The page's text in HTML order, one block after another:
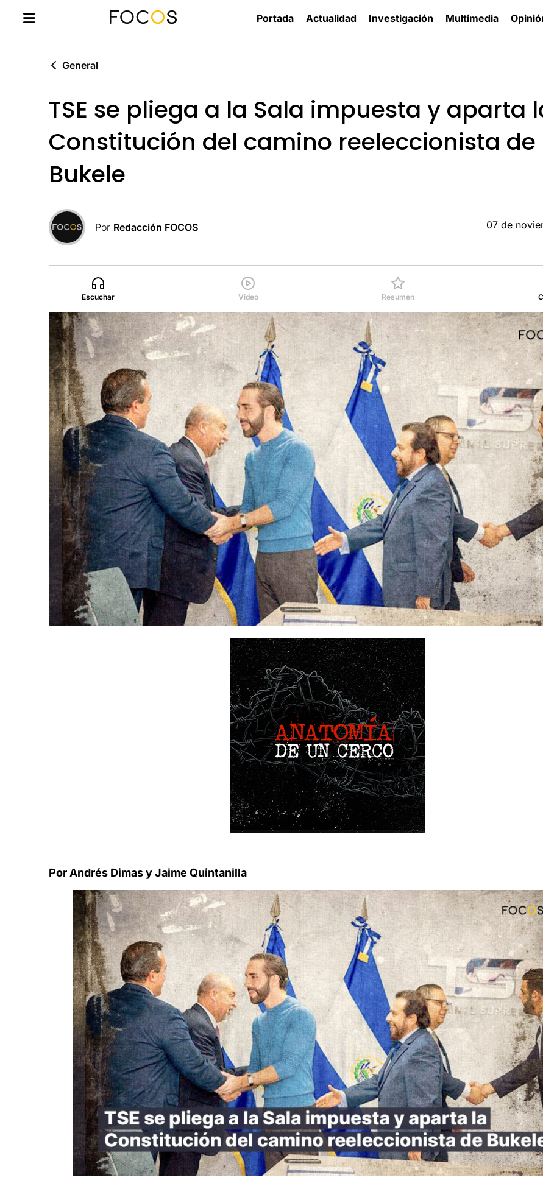
Portada Actualidad Investigación Multimedia
General
TSE se pliega a la Sala impuesta y aparta
Constitución del camino reeleccionista de
Bukele
Por Redacción FOCOS 07 de
Escuchar Video Resumen
Por Andrés Dimas y Jaime Quintanilla